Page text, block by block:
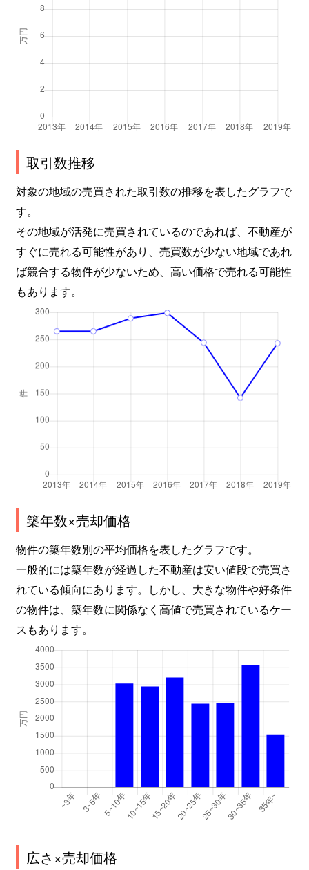
取引数推移
対象の地域の売買された取引数の推移を表したグラフで
す。
その地域が活発に売買されているのであれば、不動産が
すぐに売れる可能性があり、売買数が少ない地域であれ
ば競合する物件が少ないため、高い価格で売れる可能性
もあります。
築年数×売却価格
物件の築年数別の平均価格を表したグラフです。
一般的には築年数が経過した不動産は安い値段で売買さ
れている傾向にあります。しかし、大きな物件や好条件
の物件は、築年数に関係なく高値で売買されているケー
スもあります。
広さ×売却価格